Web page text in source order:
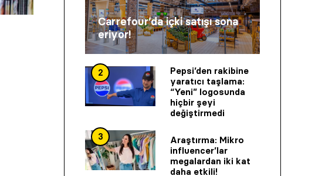
Carrefour’da içki satışı sona
eriyor!
2
Pepsi’den rakibine
yaratıcı taşlama:
“Yeni” logosunda
hiçbir şeyi
değiştirmedi
3
Araştırma: Mikro
influencer’lar
megalardan iki kat
daha etkili!